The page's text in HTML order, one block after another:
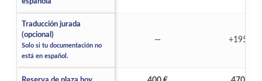
española
Traducción jurada
(opcional)
Solo si tu documentación no
está en español.
No incluido:
— +195 €